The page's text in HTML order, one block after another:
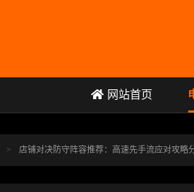
网站首页
> 店铺对决防守阵容推荐：高速先手流应对攻略